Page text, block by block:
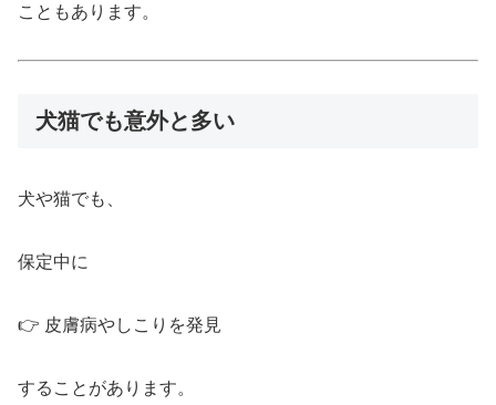
こともあります。
犬猫でも意外と多い
犬や猫でも、
保定中に
👉 皮膚病やしこりを発見
することがあります。